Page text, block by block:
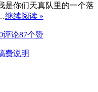
是你们天真队里的一个落
继续阅读 »
评论87个赞